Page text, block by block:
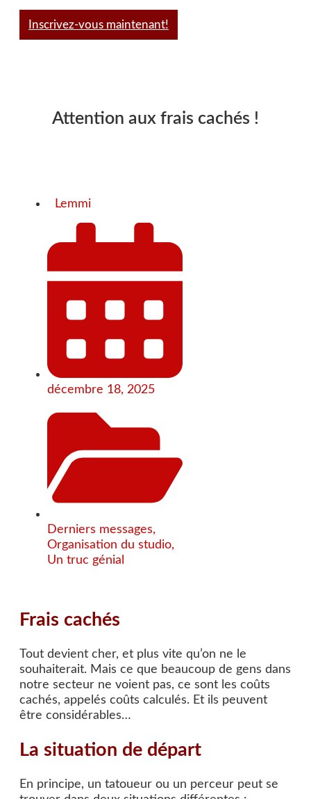
Inscrivez-vous maintenant!
Attention aux frais cachés !
Lemmi
décembre 18, 2025
Derniers messages,
Organisation du studio,
Un truc génial
Frais cachés
Tout devient cher, et plus vite qu’on ne le
souhaiterait. Mais ce que beaucoup de gens dans
notre secteur ne voient pas, ce sont les coûts
cachés, appelés coûts calculés. Et ils peuvent
être considérables…
La situation de départ
En principe, un tatoueur ou un perceur peut se